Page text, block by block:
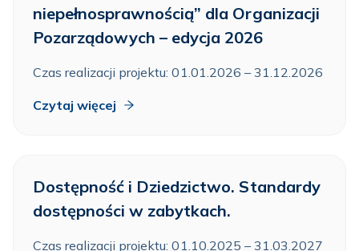
niepełnosprawnością” dla Organizacji
Pozarządowych – edycja 2026
Czas realizacji projektu: 01.01.2026 – 31.12.2026
Czytaj więcej
Dostępność i Dziedzictwo. Standardy
dostępności w zabytkach.
Czas realizacji projektu: 01.10.2025 – 31.03.2027